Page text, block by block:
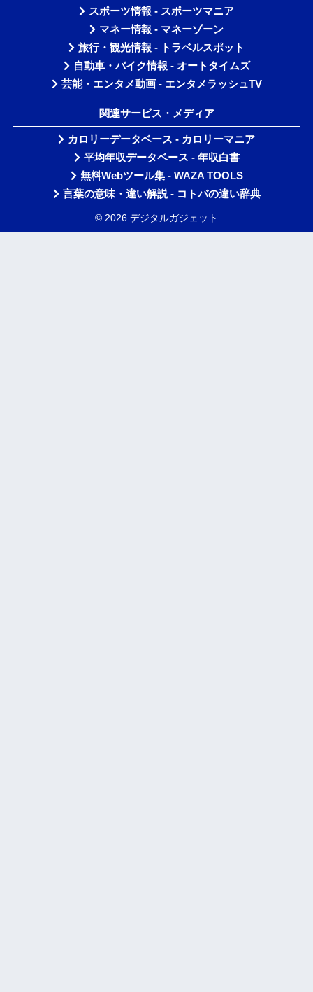
スポーツ情報 - スポーツマニア
マネー情報 - マネーゾーン
旅行・観光情報 - トラベルスポット
自動車・バイク情報 - オートタイムズ
芸能・エンタメ動画 - エンタメラッシュTV
関連サービス・メディア
カロリーデータベース - カロリーマニア
平均年収データベース - 年収白書
無料Webツール集 - WAZA TOOLS
言葉の意味・違い解説 - コトバの違い辞典
© 2026 デジタルガジェット